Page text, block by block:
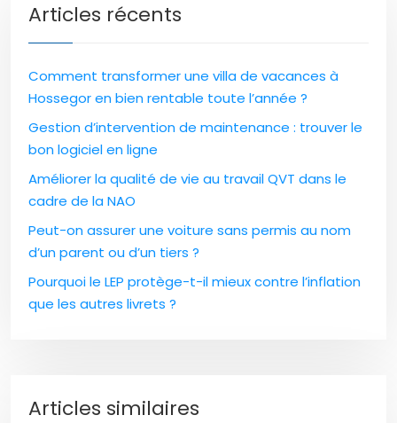
Articles récents
Comment transformer une villa de vacances à
Hossegor en bien rentable toute l’année ?
Gestion d’intervention de maintenance : trouver le
bon logiciel en ligne
Améliorer la qualité de vie au travail QVT dans le
cadre de la NAO
Peut-on assurer une voiture sans permis au nom
d’un parent ou d’un tiers ?
Pourquoi le LEP protège-t-il mieux contre l’inflation
que les autres livrets ?
Articles similaires